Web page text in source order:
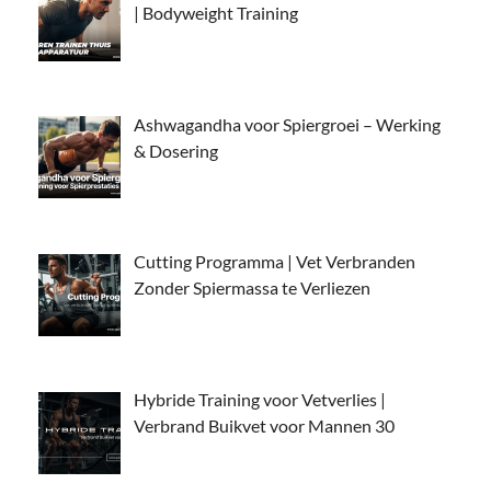
| Bodyweight Training
Ashwagandha voor Spiergroei – Werking
& Dosering
Cutting Programma | Vet Verbranden
Zonder Spiermassa te Verliezen
Hybride Training voor Vetverlies |
Verbrand Buikvet voor Mannen 30